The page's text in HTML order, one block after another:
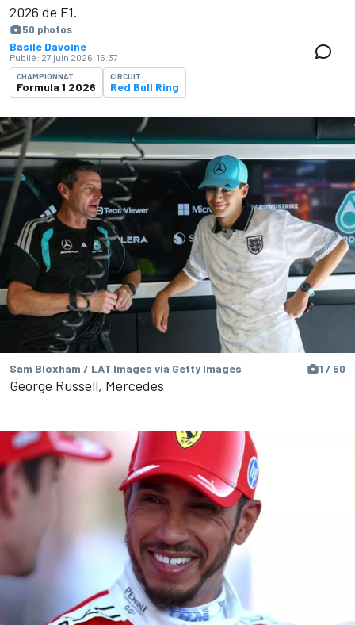
2026 de F1.
50 photos
Basile Davoine
Publié: 27 juin 2026, 16:37
CHAMPIONNAT
Formula 1 2026
CIRCUIT
Red Bull Ring
Sam Bloxham / LAT Images via Getty Images 1 / 50
George Russell, Mercedes